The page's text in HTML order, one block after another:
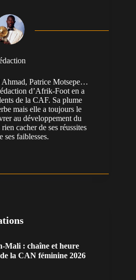
Ahmad, Patrice Motsepe…
d’Afrik-Foot en a
de la CAF. Sa plume
mais elle a toujours le
au développement du
cacher de ses réussites
ses faiblesses.
Mali : chaîne et heure
la CAN féminine 2026